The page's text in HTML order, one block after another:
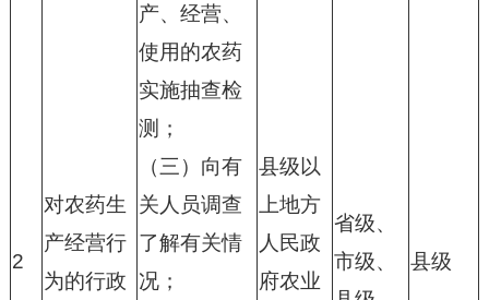
2
对农药生
产经营行
为的行政
产、经营、
使用的农药
实施抽查检
测；
（三）向有
关人员调查
了解有关情
况；
县级以
上地方
人民政
府农业
省级、
市级、
县级